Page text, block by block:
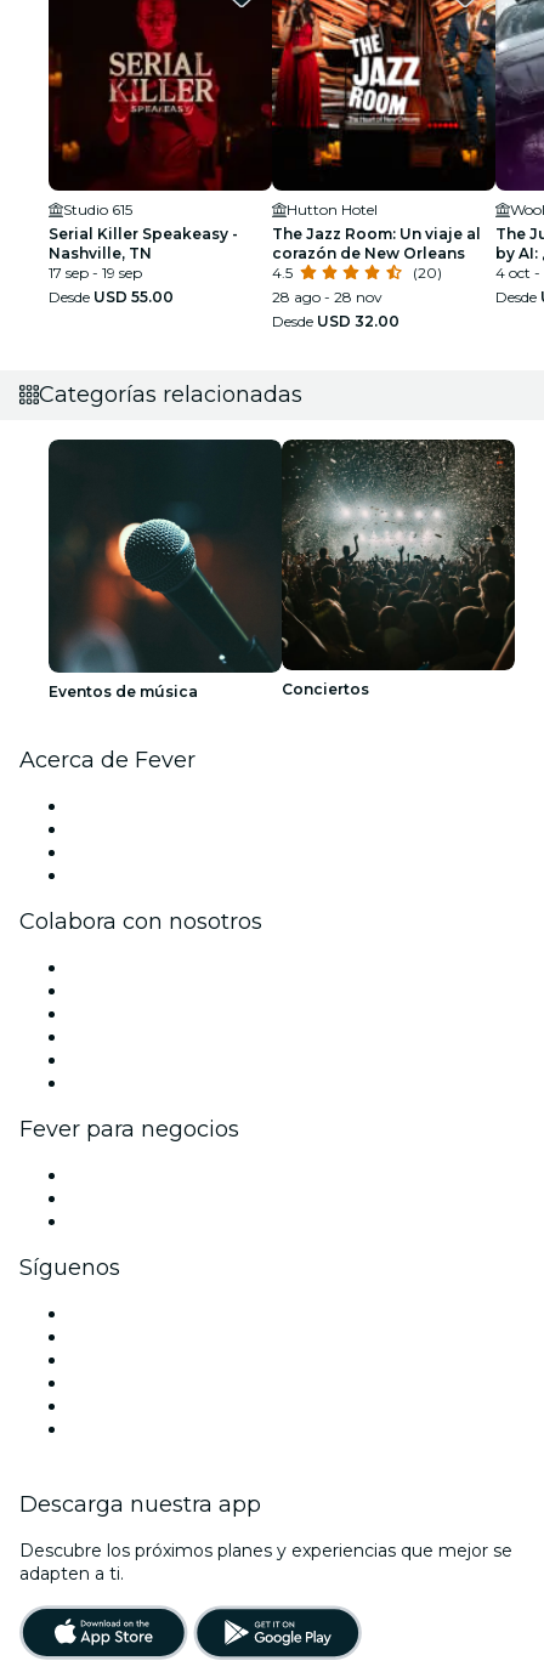
Studio 615
Serial Killer Speakeasy -
Nashville, TN
17 sep - 19 sep
Desde USD 55.00
Hutton Hotel
The Jazz Room: Un viaje al
corazón de New Orleans
4.5
(20)
28 ago - 28 nov
Desde USD 32.00
The
by AI:
4 oct -
Desde
Categorías relacionadas
Eventos de música Conciertos
Acerca de Fever
Colabora con nosotros
Fever para negocios
Síguenos
Descarga nuestra app
Descubre los próximos planes y experiencias que mejor se
adapten a ti.